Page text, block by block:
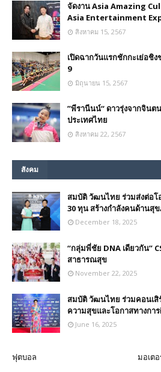
จัดงาน Asia Amazing
Asia Entertainment
สิงหาคม 15, 2567
เปิดฉากวันแรกชักกะเย่อชิ
9
มิถุนายน 15, 2567
”พีรานีนน์“​ ดาวรุ่งจากจินต
ประเทศไทย
สิงหาคม 22, 2567
สังคม
สมบัติ วัฒนไทย ร่วมส่งต่อ
30 ทุน สร้างกำลังคนด้านสุ
December 18, 2025
“กลุ่มพี่ชัย DNA เดียวกัน”
สาธารณสุข
November 22, 2025
สมบัติ วัฒนไทย ร่วมคอนเ
ความสุขและโอกาสทางกา
June 16, 2025
ฟุตบอล มอเต